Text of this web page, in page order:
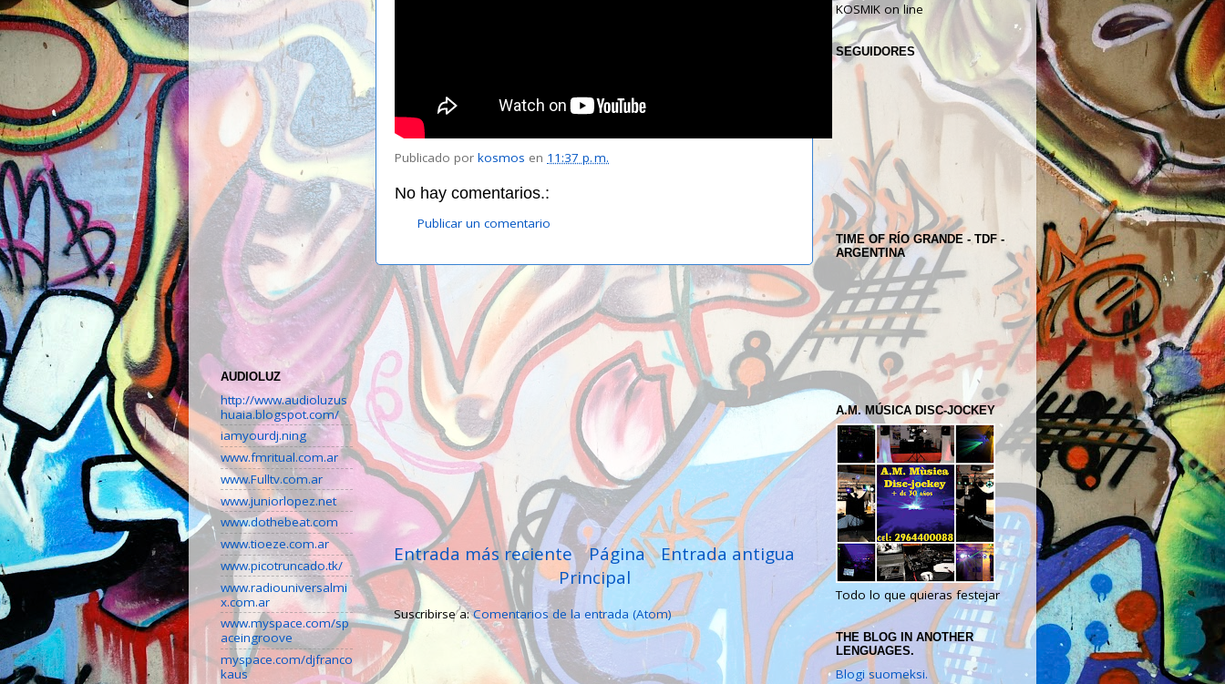
Publicado por kosmos en 11:37 p. m.
No hay comentarios.:
Publicar un comentario
Entrada más reciente Entrada antigua
Página
Principal
Suscribirse a:Comentarios de la entrada (Atom)
AUDIOLUZ
http://www.audioluzus
huaia.blogspot.com/
iamyourdj.ning
www.fmritual.com.ar
www.Fulltv.com.ar
www.juniorlopez.net
www.dothebeat.com
www.tioeze.com.ar
www.picotruncado.tk/
www.radiouniversalmi
x.com.ar
www.myspace.com/sp
aceingroove
myspace.com/djfranco
kaus
KOSMIK on line
SEGUIDORES
TIME OF RÍO GRANDE - TDF -
ARGENTINA
A.M. MÚSICA DISC-JOCKEY
Todo lo que quieras festejar
THE BLOG IN ANOTHER
LENGUAGES.
Blogi suomeksi.